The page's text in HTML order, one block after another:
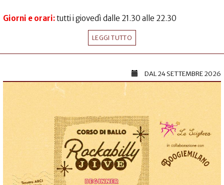
Giorni e orari:tutti i giovedì dalle 21.30 alle 22.30
LEGGI TUTTO
DAL24 SETTEMBRE 2026